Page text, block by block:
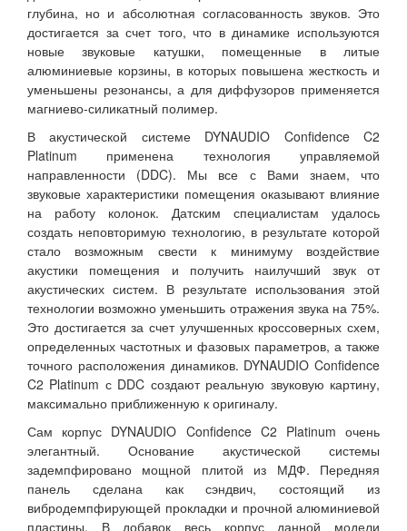
глубина, но и абсолютная согласованность звуков. Это
достигается за счет того, что в динамике используются
новые звуковые катушки, помещенные в литые
алюминиевые корзины, в которых повышена жесткость и
уменьшены резонансы, а для диффузоров применяется
магниево-силикатный полимер.
В акустической системе DYNAUDIO Confidence C2
Platinum применена технология управляемой
направленности (DDC). Мы все с Вами знаем, что
звуковые характеристики помещения оказывают влияние
на работу колонок. Датским специалистам удалось
создать неповторимую технологию, в результате которой
стало возможным свести к минимуму воздействие
акустики помещения и получить наилучший звук от
акустических систем. В результате использования этой
технологии возможно уменьшить отражения звука на 75%.
Это достигается за счет улучшенных кроссоверных схем,
определенных частотных и фазовых параметров, а также
точного расположения динамиков. DYNAUDIO Confidence
C2 Platinum с DDC создают реальную звуковую картину,
максимально приближенную к оригиналу.
Сам корпус DYNAUDIO Confidence C2 Platinum очень
элегантный. Основание акустической системы
задемпфировано мощной плитой из МДФ. Передняя
панель сделана как сэндвич, состоящий из
вибродемпфирующей прокладки и прочной алюминиевой
пластины. В добавок весь корпус данной модели